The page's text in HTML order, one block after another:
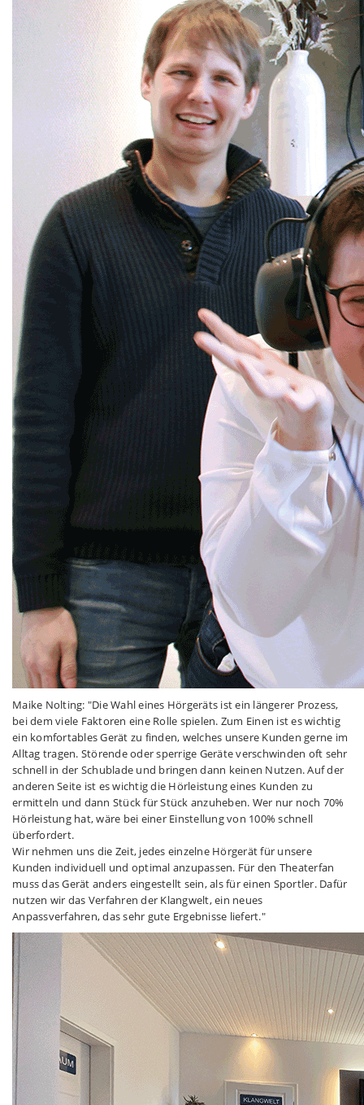
Maike Nolting: "Die Wahl eines Hörgeräts ist ein längerer Prozess,
bei dem viele Faktoren eine Rolle spielen. Zum Einen ist es wichtig
ein komfortables Gerät zu finden, welches unsere Kunden gerne im
Alltag tragen. Störende oder sperrige Geräte verschwinden oft sehr
schnell in der Schublade und bringen dann keinen Nutzen. Auf der
anderen Seite ist es wichtig die Hörleistung eines Kunden zu
ermitteln und dann Stück für Stück anzuheben. Wer nur noch 70%
Hörleistung hat, wäre bei einer Einstellung von 100% schnell
überfordert.
Wir nehmen uns die Zeit, jedes einzelne Hörgerät für unsere
Kunden individuell und optimal anzupassen. Für den Theaterfan
muss das Gerät anders eingestellt sein, als für einen Sportler. Dafür
nutzen wir das Verfahren der Klangwelt, ein neues
Anpassverfahren, das sehr gute Ergebnisse liefert."